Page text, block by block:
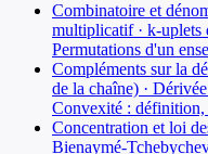
Combinatoire et
multiplicatif · k-uplets
Permutations d'un
Compléments sur la
de la chaîne) ·
Convexité : définition,
Concentration et loi
Bienaymé-